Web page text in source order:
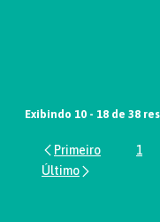
Exibindo 10 - 18 de 38
1